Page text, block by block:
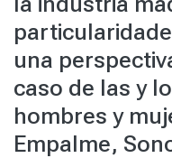
una
caso de las y
hombres y
Empalme,